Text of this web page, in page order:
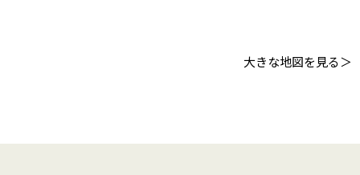
大きな地図を見る